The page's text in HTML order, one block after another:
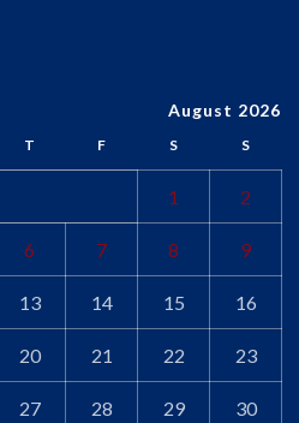
August 2026
T F S S
1 2
6 7 8 9
13 14 15 16
20 21 22 23
27 28 29 30